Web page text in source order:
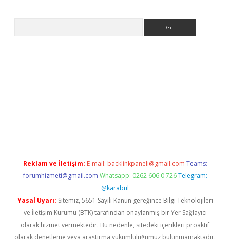
Reklam ve İletişim: E-mail: backlinkpaneli@gmail.com Teams:
forumhizmeti@gmail.com Whatsapp: 0262 606 0 726 Telegram:
@karabul
Yasal Uyarı: Sitemiz, 5651 Sayılı Kanun gereğince Bilgi Teknolojileri
ve İletişim Kurumu (BTK) tarafından onaylanmış bir Yer Sağlayıcı
olarak hizmet vermektedir. Bu nedenle, sitedeki içerikleri proaktif
olarak denetleme veya araştırma yükümlülüğümüz bulunmamaktadır.